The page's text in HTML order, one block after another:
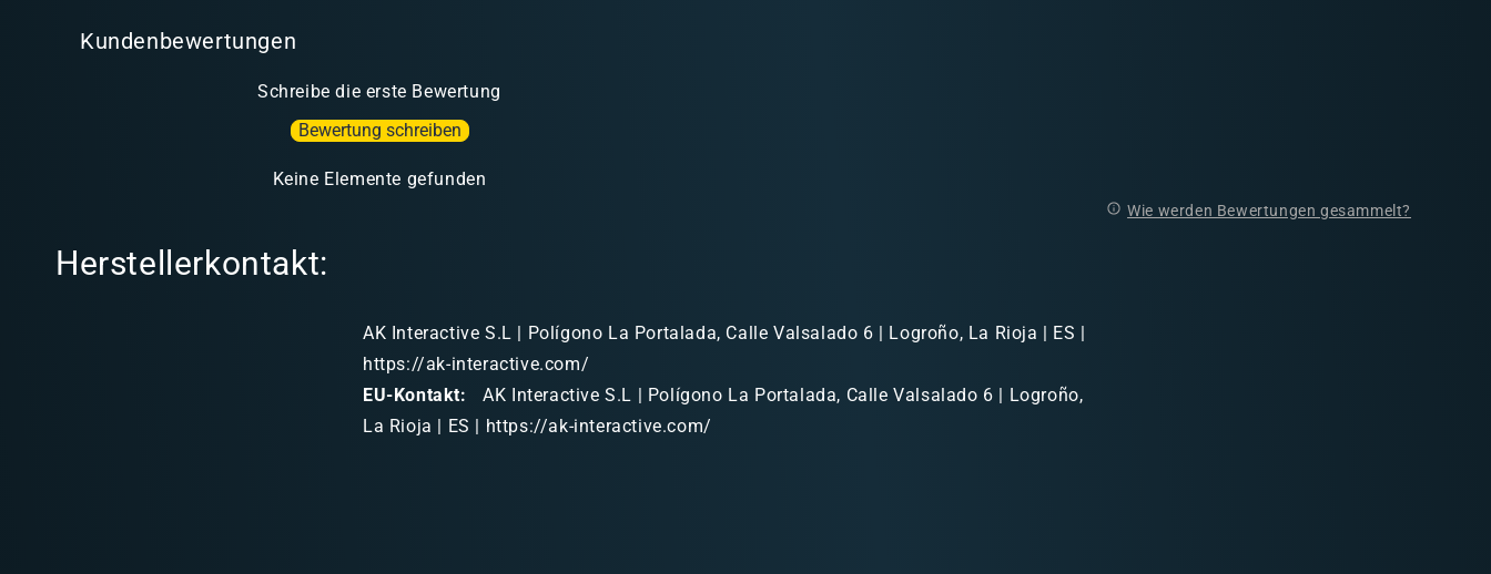
Kundenbewertungen
Schreibe die erste Bewertung
Bewertung schreiben
Keine Elemente gefunden
Wie werden Bewertungen gesammelt?
Herstellerkontakt:
AK Interactive S.L | Polígono La Portalada, Calle Valsalado 6 | Logroño, La Rioja | ES |
https://ak-interactive.com/
EU-Kontakt:
AK Interactive S.L | Polígono La Portalada, Calle Valsalado 6 | Logroño,
La Rioja | ES | https://ak-interactive.com/